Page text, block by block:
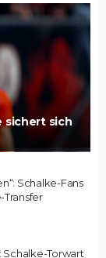
sichert sich
Schalke-Fans
Schalke-Torwart